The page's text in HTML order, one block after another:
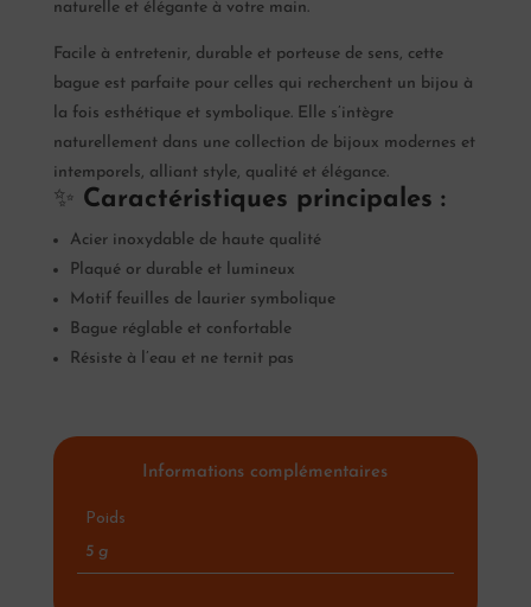
naturelle et élégante à votre main.
Facile à entretenir, durable et porteuse de sens, cette
bague est parfaite pour celles qui recherchent un bijou à
la fois esthétique et symbolique. Elle s’intègre
naturellement dans une collection de bijoux modernes et
intemporels, alliant style, qualité et élégance.
✨ Caractéristiques principales :
Acier inoxydable de haute qualité
Plaqué or durable et lumineux
Motif feuilles de laurier symbolique
Bague réglable et confortable
Résiste à l’eau et ne ternit pas
Informations complémentaires
Poids
5 g